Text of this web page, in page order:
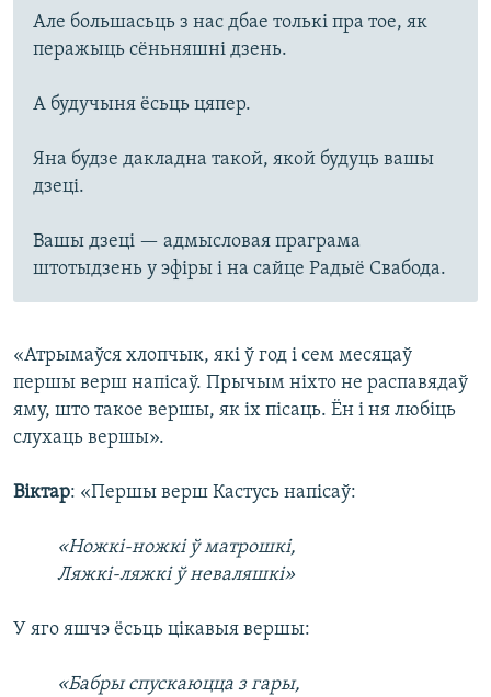
Але большасьць з нас дбае толькі пра тое, як
перажыць сёньняшні дзень.
А будучыня ёсьць цяпер.
Яна будзе дакладна такой, якой будуць вашы
дзеці.
Вашы дзеці — адмысловая праграма
штотыдзень у эфіры і на сайце Радыё Свабода.
«Атрымаўся хлопчык, які ў год і сем месяцаў
першы верш напісаў. Прычым ніхто не распавядаў
яму, што такое вершы, як іх пісаць. Ён і ня любіць
слухаць вершы».
Віктар: «Першы верш Кастусь напісаў:
«Ножкі-ножкі ў матрошкі,
Ляжкі-ляжкі ў неваляшкі»
У яго яшчэ ёсьць цікавыя вершы:
«Бабры спускаюцца з гары,